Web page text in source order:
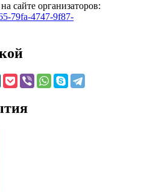
сайте организаторов:
79fa-4747-9f87-